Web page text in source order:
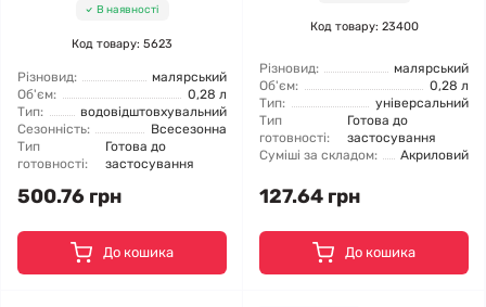
В наявності
Код товару: 5623
Різновид:
малярський
Об'єм:
0,28 л
Тип:
водовідштовхувальний
Сезонність:
Всесезонна
Тип
готовності:
Готова до
застосування
500.76 грн
До кошика
Код товару: 23400
Різновид:
малярський
Об'єм:
0,28 л
Тип:
універсальний
Тип
готовності:
Готова до
застосування
Суміші за складом:
Акриловий
127.64 грн
До кошика